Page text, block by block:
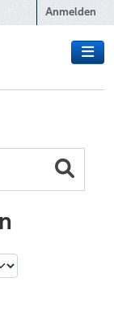
Anmelden